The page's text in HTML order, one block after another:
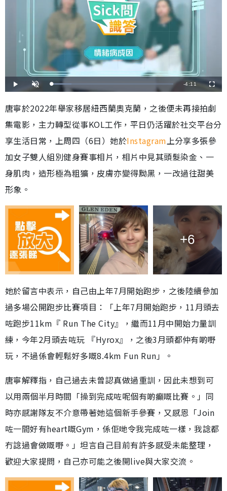
播
放
開
啟
載
入
:
1
.
0
%
剩
間
-4:11
全
螢
唐寧於2022年舉家移居紐西蘭奧克蘭，之後便未再接拍劇
集電影，主力轉型從事KOL工作，平日仍活躍於社交平台分
享生活日常，上周四（6日）她於Instagram 上分享多張參
加女子雙人組別健身賽事相片，相片中見其頭髮染金、一
身肌肉，造形極為粗獷，皮膚亦變得黝黑，一改過往甜美
形象。
+6
她於留言中表示，自己由上年7月開始跑步，之後陸續參加
過多場公開跑步比賽項目：「上年7月開始跑步，11月頭去
咗跑步11km『 Run The City』，繼而11月中開始力量訓
練，今年2月頭去咗玩 『Hyrox』，之後3月頭都仲有啲嘢
玩，不過係會輕鬆好多嘅8.4km Fun Run」。
唐寧解釋指，自己過去未曾認真做過重訓，因此未想到可
以用兩個半月時間「操到完成咗呢個有啲癲嘅比賽。」同
時亦感謝隊友不介意帶著她這個新手參賽，又感恩「Join
咗一間好有heart嘅Gym，係佢哋令我完成咗一樣，我諗都
冇諗過會做嘅嘢。」坦言自己目前有許多感受未能整理，
歡迎大家提問，自己亦可能之後開live與大家交流。